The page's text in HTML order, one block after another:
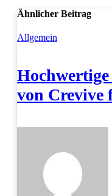
Ähnlicher Beitrag
Allgemein
von Crevive